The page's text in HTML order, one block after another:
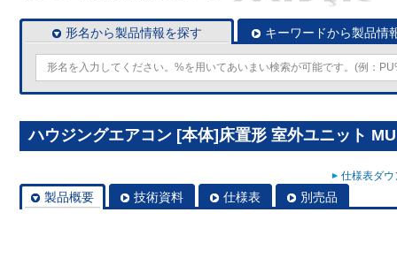
形名から製品情報を探す キーワードから製品情
ハウジングエアコン [本体]床置形 室外ユニット
仕様表ダ
製品概要 技術資料 仕様表 別売品